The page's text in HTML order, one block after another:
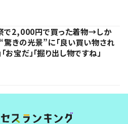
で2,000円で買った着物→しか
きの光景”に「良い買い物され
お宝だ」「掘り出し物ですね」